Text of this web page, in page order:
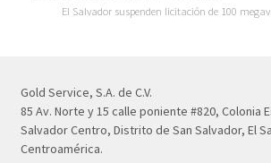
El Salvador suspenden licitación de 100
Gold Service, S.A. de C.V.
85 Av. Norte y 15 calle poniente #820, Colonia
Salvador Centro, Distrito de San Salvador, El
Centroamérica.